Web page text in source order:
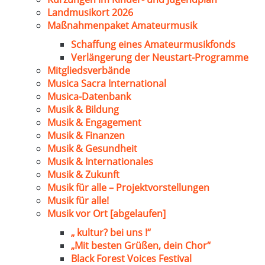
Landmusikort 2026
Maßnahmenpaket Amateurmusik
Schaffung eines Amateurmusikfonds
Verlängerung der Neustart-Programme
Mitgliedsverbände
Musica Sacra International
Musica-Datenbank
Musik & Bildung
Musik & Engagement
Musik & Finanzen
Musik & Gesundheit
Musik & Internationales
Musik & Zukunft
Musik für alle – Projektvorstellungen
Musik für alle!
Musik vor Ort [abgelaufen]
„ kultur? bei uns !“
„Mit besten Grüßen, dein Chor“
Black Forest Voices Festival